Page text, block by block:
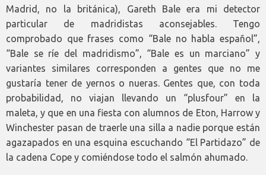
Madrid, no la británica), Gareth Bale era mi detector
particular de madridistas aconsejables. Tengo
comprobado que frases como “Bale no habla español”,
“Bale se ríe del madridismo”, “Bale es un marciano” y
variantes similares corresponden a gentes que no me
gustaría tener de yernos o nueras. Gentes que, con toda
probabilidad, no viajan llevando un “plusfour” en la
maleta, y que en una fiesta con alumnos de Eton, Harrow y
Winchester pasan de traerle una silla a nadie porque están
agazapados en una esquina escuchando “El Partidazo” de
la cadena Cope y comiéndose todo el salmón ahumado.